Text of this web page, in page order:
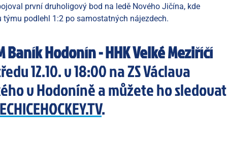
první druholigový bod na ledě Nového Jičína, kde
týmu podlehl 1:2 po samostatných nájezdech.
Baník Hodonín - HHK Velké Meziříčí
12.10. v 18:00 na ZS Václava
v Hodoníně a můžete ho sledovat
.